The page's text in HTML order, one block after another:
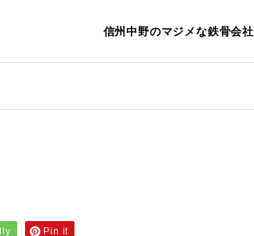
信州中野のマジメな鉄骨会社
Pin it